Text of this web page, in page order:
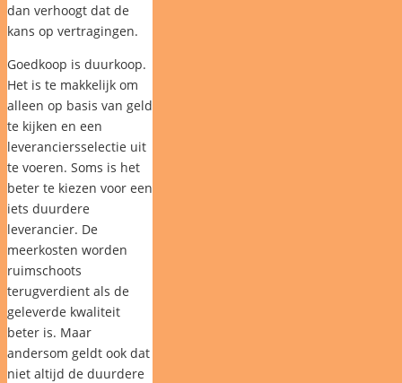
dan verhoogt dat de
kans op vertragingen.
Goedkoop is duurkoop.
Het is te makkelijk om
alleen op basis van geld
te kijken en een
leveranciersselectie uit
te voeren. Soms is het
beter te kiezen voor een
iets duurdere
leverancier. De
meerkosten worden
ruimschoots
terugverdient als de
geleverde kwaliteit
beter is. Maar
andersom geldt ook dat
niet altijd de duurdere